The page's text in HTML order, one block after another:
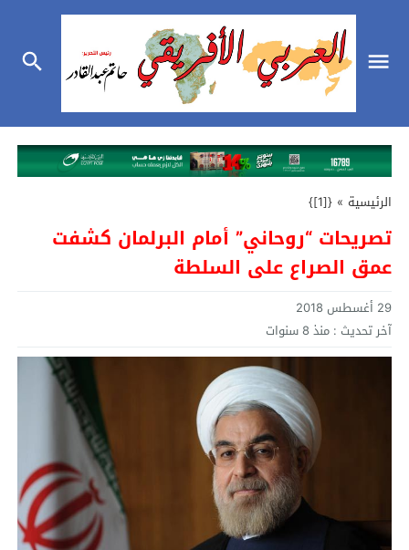
الرئيسية »
{[1]}
تصريحات “روحاني” أمام البرلمان كشفت
عمق الصراع على السلطة
29 أغسطس 2018
آخر تحديث : منذ 8 سنوات